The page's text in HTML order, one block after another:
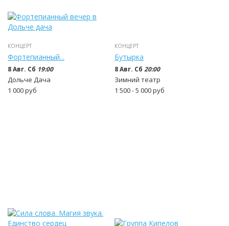
КОНЦЕРТ
Фортепианный...
8 Авг. Сб 19:00
Дольче Дача
1 000руб
КОНЦЕРТ
Бутырка
8 Авг. Сб 20:00
Зимний театр
1 500 - 5 000руб